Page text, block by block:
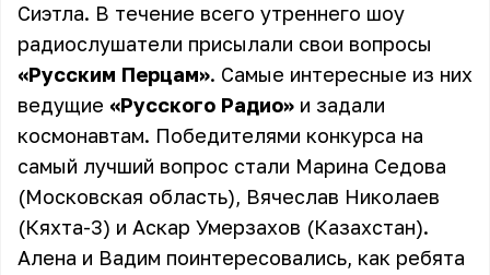
Сиэтла. В течение всего утреннего шоу
радиослушатели присылали свои вопросы
«Русским Перцам». Самые интересные из них
ведущие «Русского Радио» и задали
космонавтам. Победителями конкурса на
самый лучший вопрос стали Марина Седова
(Московская область), Вячеслав Николаев
(Кяхта-3) и Аскар Умерзахов (Казахстан).
Алена и Вадим поинтересовались, как ребята